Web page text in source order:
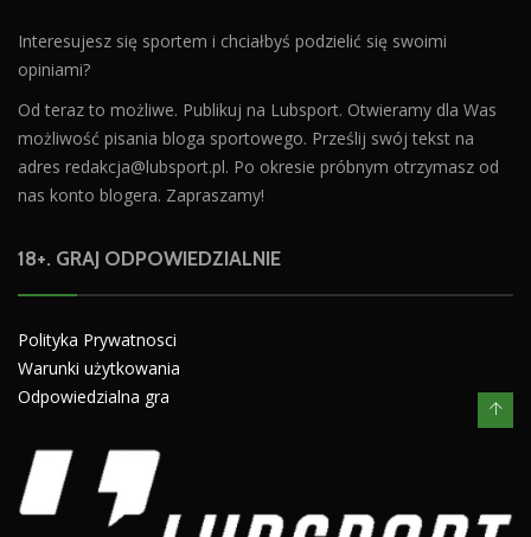
Interesujesz się sportem i chciałbyś podzielić się swoimi
opiniami?
Od teraz to możliwe. Publikuj na Lubsport. Otwieramy dla Was
możliwość pisania bloga sportowego. Prześlij swój tekst na
adres redakcja@lubsport.pl. Po okresie próbnym otrzymasz od
nas konto blogera. Zapraszamy!
18+. GRAJ ODPOWIEDZIALNIE
Polityka Prywatnosci
Warunki użytkowania
Odpowiedzialna gra